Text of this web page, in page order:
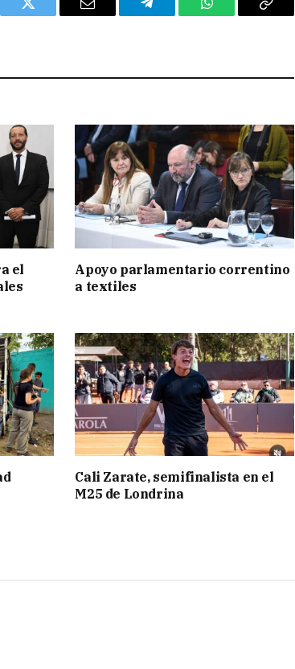
Twitter Email Telegram WhatsAppCopy
el
Apoyo parlamentario correntino
a textiles
Cali Zarate, semifinalista en el
M25 de Londrina